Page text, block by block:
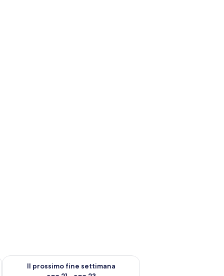
ago 14 - ago 16
Il prossimo fine settimana
Verifica la disponibilità per il prossimo fine settimana, ago 21